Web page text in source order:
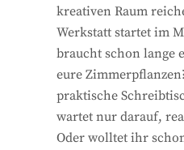
kreativen Raum
Werkstatt startet im
braucht schon lange
eure
praktische
wartet nur darauf,
Oder wolltet ihr